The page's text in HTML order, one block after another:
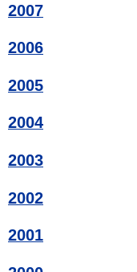
2007
2006
2005
2004
2003
2002
2001